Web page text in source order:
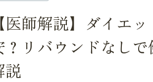
【医師解説】ダイエ
？リバウンドなし
説